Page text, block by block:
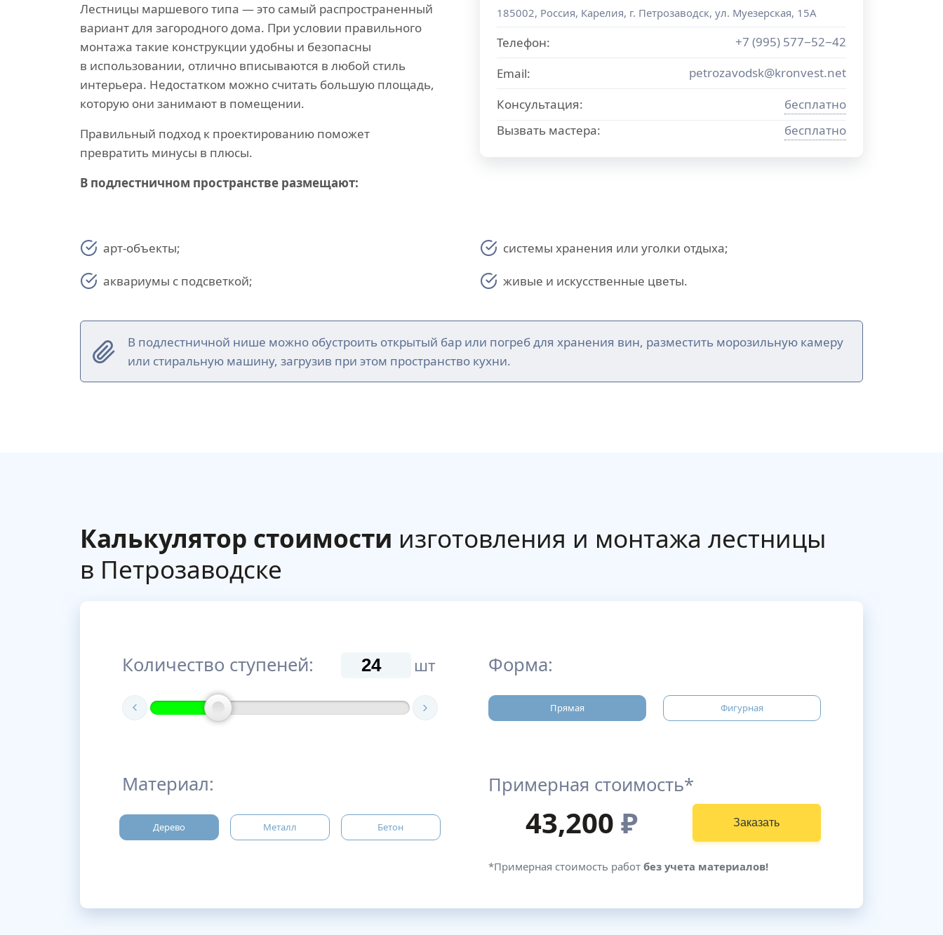
Лестницы маршевого типа — это самый распространенный
вариант для загородного дома. При условии правильного
монтажа такие конструкции удобны и безопасны
в использовании, отлично вписываются в любой стиль
интерьера. Недостатком можно считать большую площадь,
которую они занимают в помещении.
Правильный подход к проектированию поможет
превратить минусы в плюсы.
В подлестничном пространстве размещают:
185002, Россия, Карелия, г. Петрозаводск, ул. Муезерская, 15А
Телефон:
+7 (995) 577−52−42
Email:
petrozavodsk@kronvest.net
Консультация:
бесплатно
Вызвать мастера:
бесплатно
арт-объекты;
аквариумы с подсветкой;
системы хранения или уголки отдыха;
живые и искусственные цветы.
В подлестничной нише можно обустроить открытый бар или погреб для хранения вин, разместить морозильную камеру
или стиральную машину, загрузив при этом пространство кухни.
Калькулятор стоимости изготовления и монтажа лестницы
в Петрозаводске
Количество ступеней: шт
Материал:
Дерево Металл Бетон
Форма:
Прямая Фигурная
Примерная стоимость*
43,200 ₽ Заказать
*Примерная стоимость работ без учета материалов!